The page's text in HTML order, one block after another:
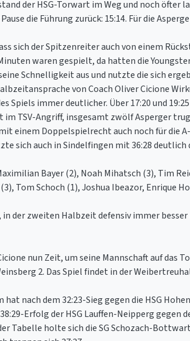
der HSG-Torwart im Weg und noch öfter
die Führung zurück: 15:14. Für die
sich der Spitzenreiter auch von einem
waren gespielt, da hatten die
Schnelligkeit aus und nutzte die sich
von Coach Oliver Cicione
Spiels immer deutlicher. Über 17:20 und
TSV-Angriff, insgesamt zwölf Asperger
einem Doppelspielrecht auch noch für die
sich auch in Sindelfingen mit 36:28 deutlich
Bayer (2), Noah Mihatsch (3), Tim
Tom Schoch (1), Joshua Ibeazor, Enrique
der zweiten Halbzeit defensiv immer
nun Zeit, um seine Mannschaft auf das
2. Das Spiel findet in der
hat nach dem 32:23-Sieg gegen die HSG
Erfolg der HSG Lauffen-Neipperg gegen
Tabelle holte sich die SG Schozach-